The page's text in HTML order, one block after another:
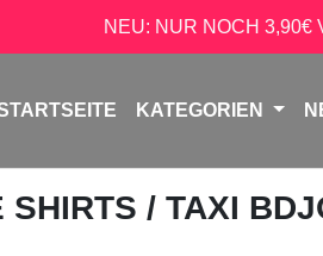
NEU: NUR NOCH
KATEGORIEN
SHIRTS / TAXI